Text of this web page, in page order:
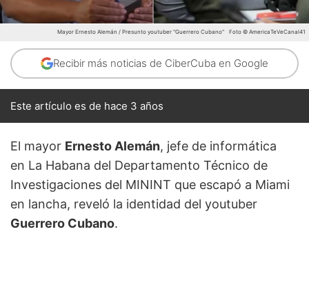
Mayor Ernesto Alemán / Presunto youtuber "Guerrero Cubano" Foto © AmericaTeVeCanal41
Recibir más noticias de CiberCuba en Google
Este artículo es de hace 3 años
El mayor Ernesto Alemán, jefe de informática
en La Habana del Departamento Técnico de
Investigaciones del MININT que escapó a Miami
en lancha, reveló la identidad del youtuber
Guerrero Cubano.